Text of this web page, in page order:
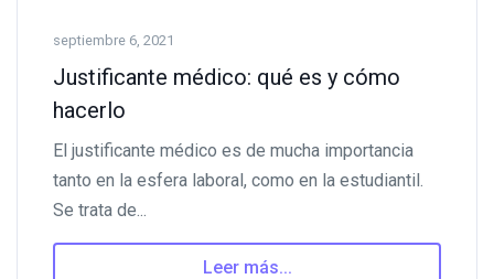
septiembre 6, 2021
Justificante médico: qué es y cómo
hacerlo
El justificante médico es de mucha importancia
tanto en la esfera laboral, como en la estudiantil.
Se trata de...
Leer más...